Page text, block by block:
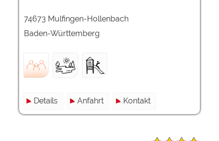
74673 Mulfingen-Hollenbach
Baden-Württemberg
Details Anfahrt Kontakt